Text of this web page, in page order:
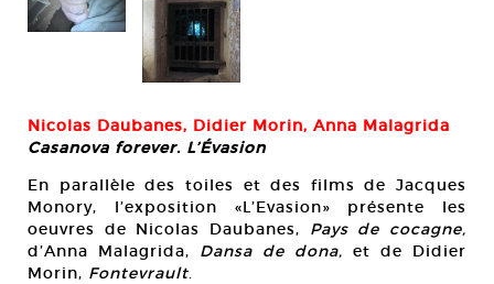
Nicolas Daubanes, Didier Morin, Anna Malagrida
Casanova forever. L’Évasion
En parallèle des toiles et des films de Jacques
Monory, l’exposition «L’Evasion» présente les
oeuvres de Nicolas Daubanes, Pays de cocagne,
d’Anna Malagrida, Dansa de dona, et de Didier
Morin, Fontevrault